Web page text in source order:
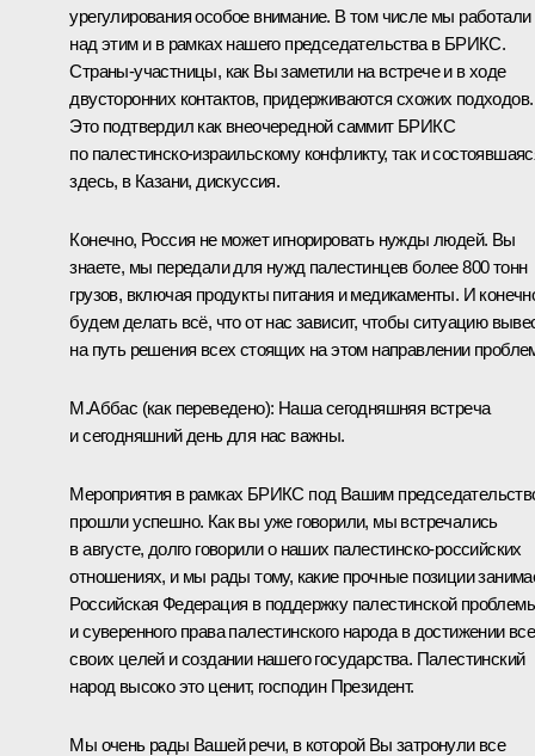
урегулирования особое внимание. В том числе мы работали
над этим и в рамках нашего председательства в БРИКС.
Страны-участницы, как Вы заметили на встрече и в ходе
двусторонних контактов, придерживаются схожих подходов.
Это подтвердил как внеочередной саммит БРИКС
по палестинско-израильскому конфликту, так и
здесь, в Казани, дискуссия.
Конечно, Россия не может игнорировать нужды людей. Вы
знаете, мы передали для нужд палестинцев более 800 тонн
грузов, включая продукты питания и медикаменты. И
будем делать всё, что от нас зависит, чтобы ситуацию
на путь решения всех стоящих на этом направлении
М.Аббас (как переведено): Наша сегодняшняя встреча
и сегодняшний день для нас важны.
Мероприятия в рамках БРИКС под Вашим
прошли успешно. Как вы уже говорили, мы встречались
в августе, долго говорили о наших палестинско-российских
отношениях, и мы рады тому, какие прочные позиции
Российская Федерация в поддержку палестинской
и суверенного права палестинского народа в достижении
своих целей и создании нашего государства. Палестинский
народ высоко это ценит, господин Президент.
Мы очень рады Вашей речи, в которой Вы затронули все